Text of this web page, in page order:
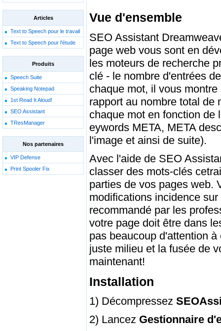
Articles
Text to Speech pour le travail
Text to Speech pour l'étude
Produits
Speech Suite
Speaking Notepad
1st Read It Aloud!
SEO Assistant
TResManager
Nos partenaires
VIP Defense
Print Spooler Fix
Vue d'ensemble
SEO Assistant
page web vous sont en
les moteurs de recherche
clé - le nombre d'entrées
chaque mot, il vous
rapport au nombre total de
chaque mot en fonction de
eywords META, META
l'image et ainsi de suite).
Avec l'aide de SEO
classer des mots-clés
parties de vos pages web.
modifications incidence
recommandé par les
votre page doit être dans
pas beaucoup d'attention
juste milieu et la fusée de
maintenant!
Installation
1) Décompressez
2) Lancez Gestionnaire